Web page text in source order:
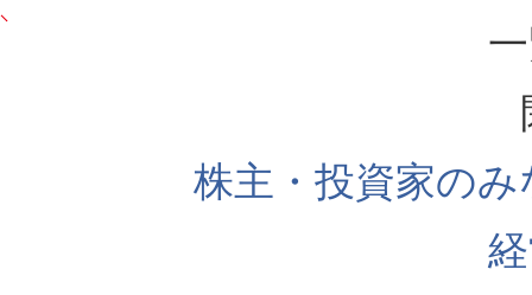
株主・投資家の